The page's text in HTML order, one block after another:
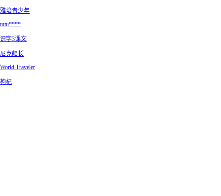
雅培青少年
tutu****
识字3课文
尼克船长
World Traveler
枸杞